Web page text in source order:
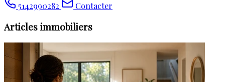
5142990282 Contacter
Articles immobiliers